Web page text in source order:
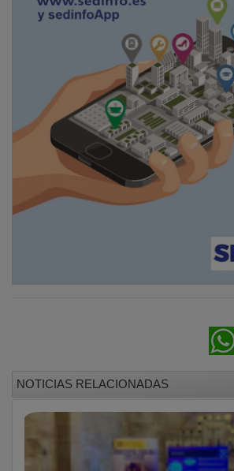
NOTICIAS RELACIONADAS